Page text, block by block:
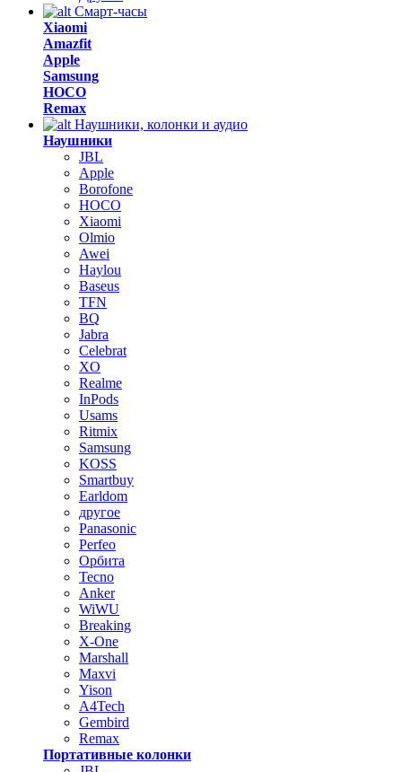
Смарт-часы
Xiaomi
Amazfit
Apple
Samsung
HOCO
Remax
Наушники, колонки и аудио
Наушники
JBL
Apple
Borofone
HOCO
Xiaomi
Olmio
Awei
Haylou
Baseus
TFN
BQ
Jabra
Celebrat
XO
Realme
InPods
Usams
Ritmix
Samsung
KOSS
Smartbuy
Earldom
другое
Panasonic
Perfeo
Орбита
Tecno
Anker
WiWU
Breaking
X-One
Marshall
Maxvi
Yison
A4Tech
Gembird
Remax
Портативные колонки